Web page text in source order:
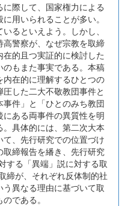
際して、国家権力による
用いられることが多い。
るといえよう。しかし、
高警察が、なぜ宗教を取締
的且つ実証的に検討した
もまた事実である。本稿
在的に理解するひとつの
した二大不敬教団事件と
件」と「ひとのみち教団
ある両事件の異質性を明
具体的には、第二次大本
、先行研究での位置づけ
締報告を繙き、先行研究
する「異端」説に対する取
締が、それぞれ反体制的社
異なる理由に基づいて取
である。